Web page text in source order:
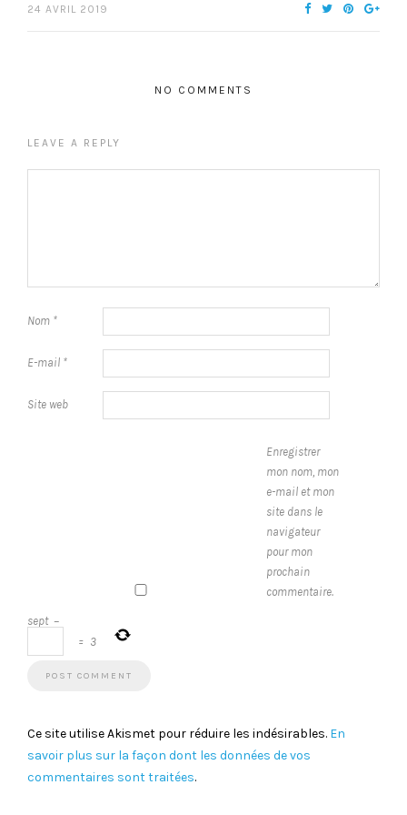
24 AVRIL 2019
NO COMMENTS
LEAVE A REPLY
Nom *
E-mail *
Site web
Enregistrer
mon nom, mon
e-mail et mon
site dans le
navigateur
pour mon
prochain
commentaire.
sept −
= 3
Ce site utilise Akismet pour réduire les indésirables. En
savoir plus sur la façon dont les données de vos
commentaires sont traitées.